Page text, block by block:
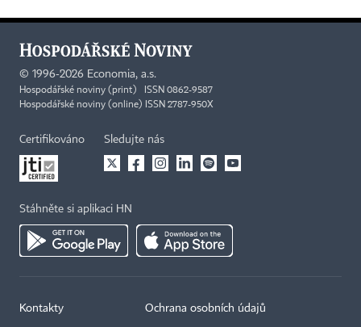
© 1996-2026 Economia, a.s.
Hospodářské noviny (print) ISSN 0862-9587
Hospodářské noviny (online) ISSN 2787-950X
Certifikováno Sledujte nás
Stáhněte si aplikaci HN
Kontakty Ochrana osobních údajů